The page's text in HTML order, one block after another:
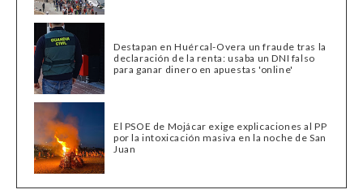
Destapan en Huércal-Overa un fraude tras la
declaración de la renta: usaba un DNI falso
para ganar dinero en apuestas 'online'
El PSOE de Mojácar exige explicaciones al PP
por la intoxicación masiva en la noche de San
Juan